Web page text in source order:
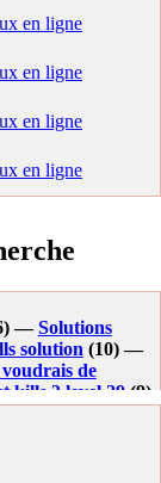
en ligne
en ligne
en ligne
en ligne
—Solutions
solution (10) —
voudrais de
kills 3 level 29(9)